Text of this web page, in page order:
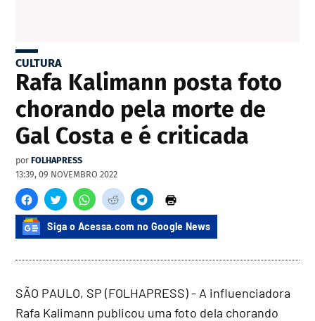
CULTURA
Rafa Kalimann posta foto
chorando pela morte de
Gal Costa e é criticada
por FOLHAPRESS
13:39, 09 NOVEMBRO 2022
Siga o Acessa.com no Google News
SÃO PAULO, SP (FOLHAPRESS) - A influenciadora
Rafa Kalimann publicou uma foto dela chorando